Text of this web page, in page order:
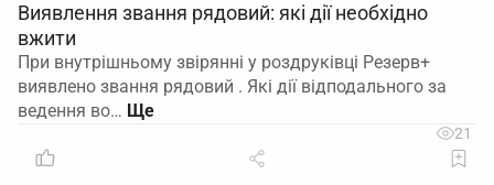
Виявлення звання рядовий: які дії необхідно
вжити
При внутрішньому звірянні у роздруківці Резерв+
виявлено звання рядовий . Які дії відподального за
ведення во…
21